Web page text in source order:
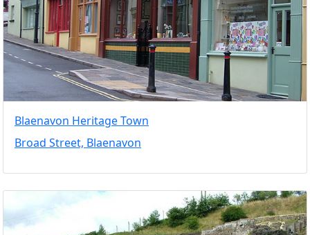
Blaenavon Heritage Town
Broad Street, Blaenavon